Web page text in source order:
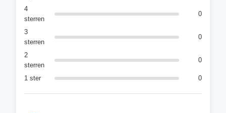
4
sterren
0
3
sterren
0
2
sterren
0
1 ster 0